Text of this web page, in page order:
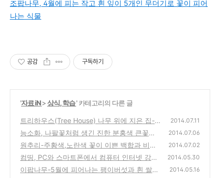
조팝나무, 4월에 피는 작고 흰 잎이 5개인 무더기로 꽃이 피어
나는 식물
공감 구독하기
'자료 iN>상식, 학습' 카테고리의 다른 글
트리하우스(Tree House) 나무 위에 지은 집-
자연속에서 동심을 찾는 친환경 건축물
(0)
2014.07.11
능소화, 나팔꽃처럼 생긴 진한 분홍색 큰꽃으
로 덩굴처럼 자라는 중국 원산지의 식물
(0)
2014.07.06
원추리-주황색,노란색 꽃이 이쁜 백합과 비슷
한 봄,여름,가을까지 피는 식물
(0)
2014.07.02
컴띵, PC와 스마트폰에서 컴퓨터 인터넷 강의
를 보며 공부하는 추천 사이트 comthink 강좌
2014.05.30
이팝나무-5월에 피어나는 팽이버섯과 흰 쌀밥
2014.05.16